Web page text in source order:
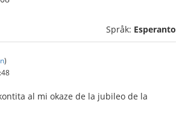
Språk: Esperanto
)
al mi okaze de la jubileo de la